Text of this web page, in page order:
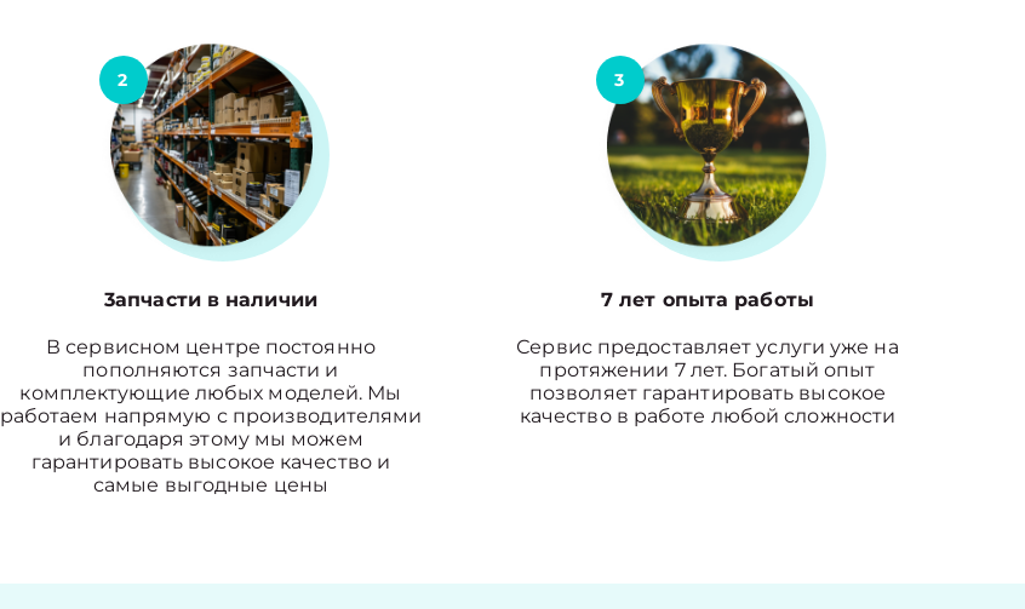
2
3апчасти в наличии
В сервисном центре постоянно
пополняются запчасти и
комплектующие любых моделей. Мы
работаем напрямую с производителями
и благодаря этому мы можем
гарантировать высокое качество и
самые выгодные цены
3
7 лет опыта работы
Сервис предоставляет услуги уже на
протяжении 7 лет. Богатый опыт
позволяет гарантировать высокое
качество в работе любой сложности